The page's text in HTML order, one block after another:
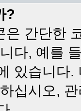
?
은 간단한
다, 예를
있습니다
십시오,